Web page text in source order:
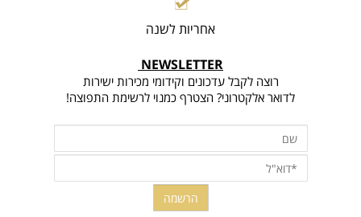
אחריות לשנה
NEWSLETTER
רוצה לקבל עדכונים וקידומי מכירות ישירות
לדואר אלקטרוני? הצטרף כמנוי לרשימת התפוצה!